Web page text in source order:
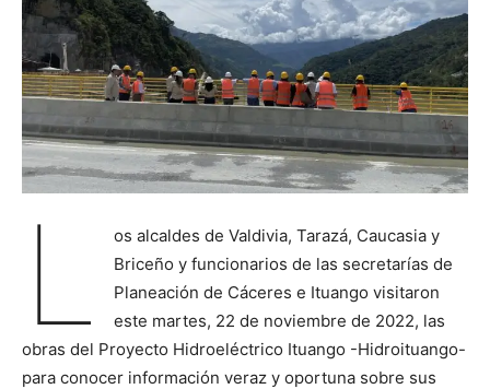
L
os alcaldes de Valdivia, Tarazá, Caucasia y
Briceño y funcionarios de las secretarías de
Planeación de Cáceres e Ituango visitaron
este martes, 22 de noviembre de 2022, las
obras del Proyecto Hidroeléctrico Ituango -Hidroituango-
para conocer información veraz y oportuna sobre sus